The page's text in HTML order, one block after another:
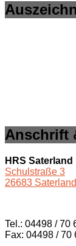
Anschrift
HRS Saterland
Schulstraße 3
26683
Tel.: 04498 / 70
Fax: 04498 / 70